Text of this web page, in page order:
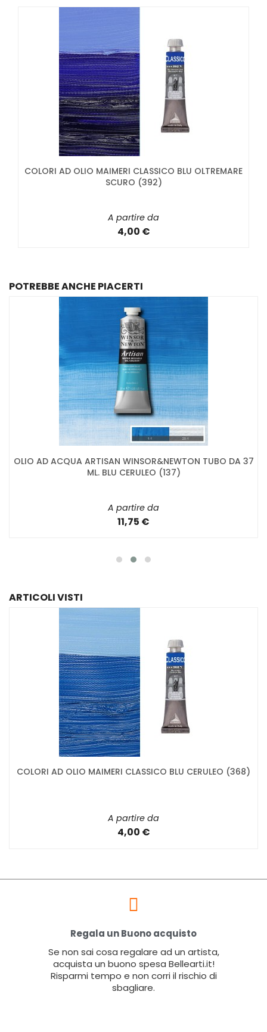
COLORI AD OLIO MAIMERI CLASSICO BLU OLTREMARE
SCURO (392)
A partire da
4,00 €
POTREBBE ANCHE PIACERTI
OLIO AD ACQUA ARTISAN WINSOR&NEWTON TUBO DA 37
ML. BLU CERULEO (137)
A partire da
11,75 €
ARTICOLI VISTI
COLORI AD OLIO MAIMERI CLASSICO BLU CERULEO (368)
A partire da
4,00 €
Regala un Buono acquisto
Se non sai cosa regalare ad un artista,
acquista un buono spesa Bellearti.it!
Risparmi tempo e non corri il rischio di
sbagliare.